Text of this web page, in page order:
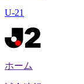
U-21
ホーム